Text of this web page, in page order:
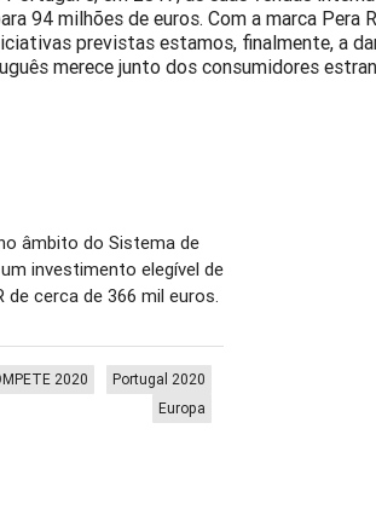
94 milhões de euros. Com a marca Pera
previstas estamos, finalmente, a
merece junto dos consumidores
âmbito do Sistema de
investimento elegível de
de cerca de 366 mil euros.
Portugal 2020
2020
Europa